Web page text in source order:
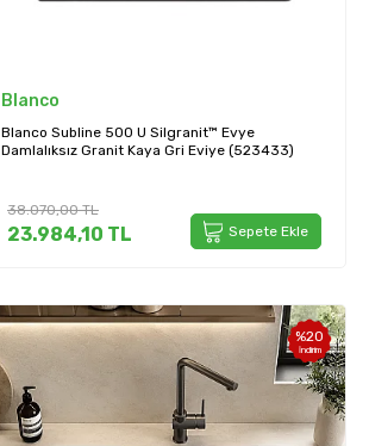
Blanco
Blanco Subline 500 U Silgranit™ Evye
Damlalıksız Granit Kaya Gri Eviye (523433)
38.070,00TL
23.984,10 TL Sepete Ekle
%20
İndirim